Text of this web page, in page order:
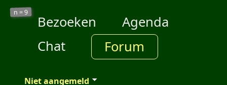
n =9
Bezoeken
Agenda
Chat
Forum
Niet aangemeld